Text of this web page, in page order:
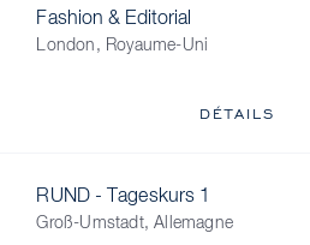
Fashion & Editorial
London, Royaume-Uni
DÉTAILS
RUND - Tageskurs 1
Groß-Umstadt, Allemagne